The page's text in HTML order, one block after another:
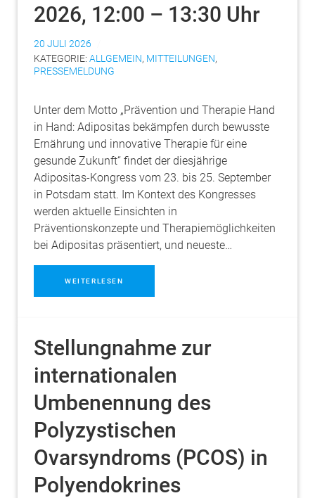
2026, 12:00 – 13:30 Uhr
20 JULI 2026
KATEGORIE: ALLGEMEIN, MITTEILUNGEN,
PRESSEMELDUNG
Unter dem Motto „Prävention und Therapie Hand
in Hand: Adipositas bekämpfen durch bewusste
Ernährung und innovative Therapie für eine
gesunde Zukunft“ findet der diesjährige
Adipositas-Kongress vom 23. bis 25. September
in Potsdam statt. Im Kontext des Kongresses
werden aktuelle Einsichten in
Präventionskonzepte und Therapiemöglichkeiten
bei Adipositas präsentiert, und neueste…
WEITERLESEN
Stellungnahme zur
internationalen
Umbenennung des
Polyzystischen
Ovarsyndroms (PCOS) in
Polyendokrines